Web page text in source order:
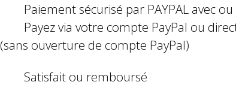
Paiement sécurisé par PAYPAL avec
Payez via votre compte PayPal ou
(sans ouverture de compte PayPal)
Satisfait ou remboursé